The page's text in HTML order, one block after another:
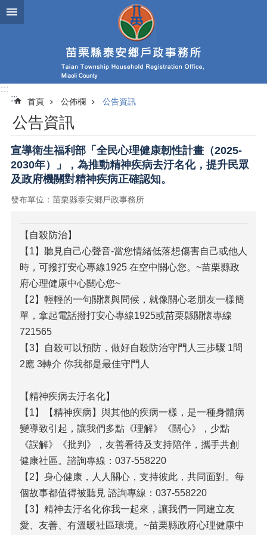
跳到主要內容區塊
:::
:::
首頁 公佈欄 公告資訊
公告資訊
宣導衛生福利部「全民心理健康韌性計畫（2025-
2030年）」，為推動精神疾病去汙名化，提升民眾
及政府機關對精神疾病正確認知。
發布單位：苗栗縣泰安鄉戶政事務所
【自殺防治】
【1】聽見自己心聲音-當您情緒低落想傷害自己或他人
時，可撥打安心專線1925 在空中關心您。~苗栗縣政
府心理健康中心關心您~
【2】輕輕的一句關懷與問候，就像關心老朋友一樣簡
單，拿起電話撥打安心專線1925或苗栗縣關懷專線
721565
【3】自殺可以預防，做好自殺防治守門人三步驟 1問
2應 3轉介 你我都是最佳守門人
【精神疾病去汙名化】
【1】【精神疾病】與其他的疾病一樣，是一種身體病
變導致引起，讓我們多點《理解》《關心》，少點
《誤解》《批判》，友善看待及支持陪伴，攜手共創
健康社區。諮詢專線：037-558220
【2】身心健康，人人關心，支持彼此，共同面對。每
個故事都值得被聽見 諮詢專線：037-558220
【3】精神去汙名化你我一起來，讓我們一同建立友
愛、友善、有溫暖社區環境。~苗栗縣政府心理健康中